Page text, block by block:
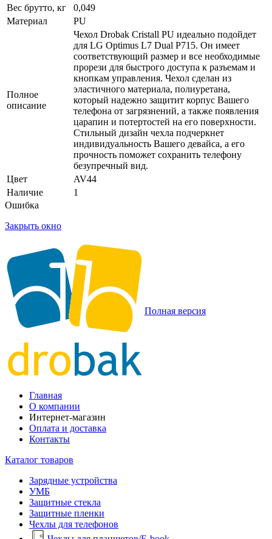
Вес брутто, кг
0,049
Материал
PU
Полное
описание
Чехол Drobak Cristall PU идеально подойдет
для LG Optimus L7 Dual P715. Он имеет
соответствующий размер и все необходимые
прорези для быстрого доступа к разъемам и
кнопкам управления. Чехол сделан из
эластичного материала, полиуретана,
который надежно защитит корпус Вашего
телефона от загрязнений, а также появления
царапин и потертостей на его поверхности.
Стильный дизайн чехла подчеркнет
индивидуальность Вашего девайса, а его
прочность поможет сохранить телефону
безупречный вид.
Цвет
AV44
Наличие
1
Ошибка
Закрыть окно
Полная версия
Главная
О компании
Интернет-магазин
Оплата и доставка
Контакты
Каталог товаров
Зарядные устройства
УМБ
Защитные стекла
Защитные пленки
Чехлы для телефонов